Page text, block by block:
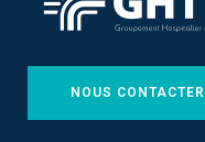
NOUS CONTACTER